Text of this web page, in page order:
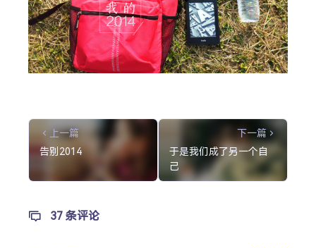
上一篇
告别2014
下一篇
于是我们成了另一个自
己
37 条评论